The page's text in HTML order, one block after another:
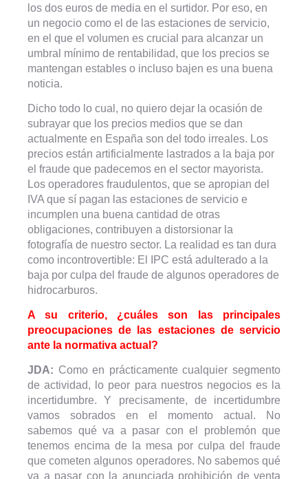
los dos euros de media en el surtidor. Por eso, en
un negocio como el de las estaciones de servicio,
en el que el volumen es crucial para alcanzar un
umbral mínimo de rentabilidad, que los precios se
mantengan estables o incluso bajen es una buena
noticia.
Dicho todo lo cual, no quiero dejar la ocasión de
subrayar que los precios medios que se dan
actualmente en España son del todo irreales. Los
precios están artificialmente lastrados a la baja por
el fraude que padecemos en el sector mayorista.
Los operadores fraudulentos, que se apropian del
IVA que sí pagan las estaciones de servicio e
incumplen una buena cantidad de otras
obligaciones, contribuyen a distorsionar la
fotografía de nuestro sector. La realidad es tan dura
como incontrovertible: El IPC está adulterado a la
baja por culpa del fraude de algunos operadores de
hidrocarburos.
A su criterio, ¿cuáles son las principales
preocupaciones de las estaciones de servicio
ante la normativa actual?
JDA: Como en prácticamente cualquier segmento
de actividad, lo peor para nuestros negocios es la
incertidumbre. Y precisamente, de incertidumbre
vamos sobrados en el momento actual. No
sabemos qué va a pasar con el problemón que
tenemos encima de la mesa por culpa del fraude
que cometen algunos operadores. No sabemos qué
va a pasar con la anunciada prohibición de venta